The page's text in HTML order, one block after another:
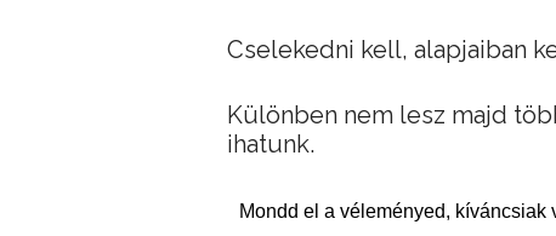
Cselekedni kell, alapjaiban
Különben nem lesz majd
ihatunk.
Mondd el a véleményed, kíváncsiak